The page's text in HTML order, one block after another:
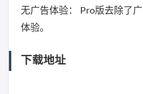
无广告体验： Pro版去除了
体验。
下载地址